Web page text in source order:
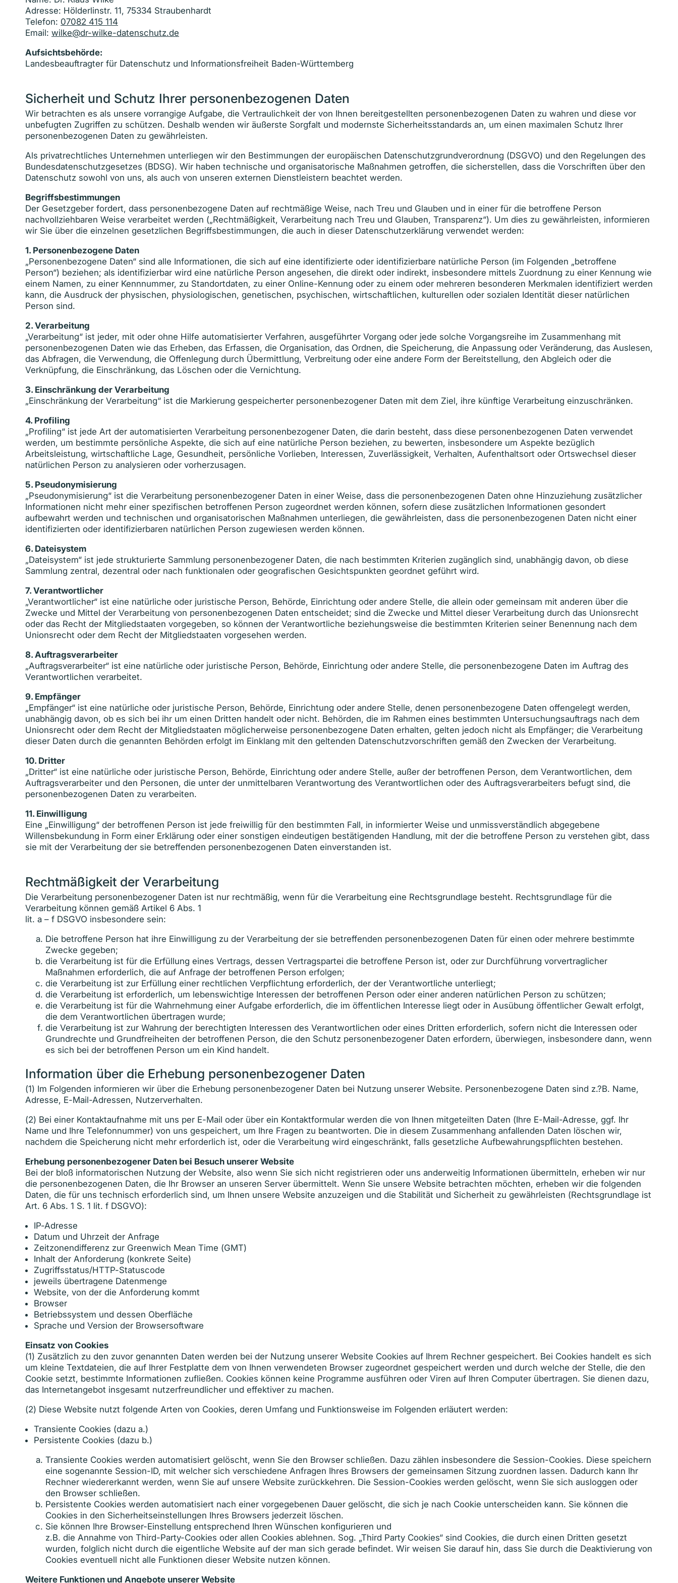
Adresse: Hölderlinstr. 11, 75334 Straubenhardt
Telefon: 07082 415 114
Email: wilke@dr-wilke-datenschutz.de
Aufsichtsbehörde:
Landesbeauftragter für Datenschutz und Informationsfreiheit Baden-Württemberg
Sicherheit und Schutz Ihrer personenbezogenen Daten
Wir betrachten es als unsere vorrangige Aufgabe, die Vertraulichkeit der von Ihnen bereitgestellten personenbezogenen Daten zu wahren und diese vor
unbefugten Zugriffen zu schützen. Deshalb wenden wir äußerste Sorgfalt und modernste Sicherheitsstandards an, um einen maximalen Schutz Ihrer
personenbezogenen Daten zu gewährleisten.
Als privatrechtliches Unternehmen unterliegen wir den Bestimmungen der europäischen Datenschutzgrundverordnung (DSGVO) und den Regelungen des
Bundesdatenschutzgesetzes (BDSG). Wir haben technische und organisatorische Maßnahmen getroffen, die sicherstellen, dass die Vorschriften über den
Datenschutz sowohl von uns, als auch von unseren externen Dienstleistern beachtet werden.
Begriffsbestimmungen
Der Gesetzgeber fordert, dass personenbezogene Daten auf rechtmäßige Weise, nach Treu und Glauben und in einer für die betroffene Person
nachvollziehbaren Weise verarbeitet werden („Rechtmäßigkeit, Verarbeitung nach Treu und Glauben, Transparenz“). Um dies zu gewährleisten, informieren
wir Sie über die einzelnen gesetzlichen Begriffsbestimmungen, die auch in dieser Datenschutzerklärung verwendet werden:
1. Personenbezogene Daten
„Personenbezogene Daten“ sind alle Informationen, die sich auf eine identifizierte oder identifizierbare natürliche Person (im Folgenden „betroffene
Person“) beziehen; als identifizierbar wird eine natürliche Person angesehen, die direkt oder indirekt, insbesondere mittels Zuordnung zu einer Kennung wie
einem Namen, zu einer Kennnummer, zu Standortdaten, zu einer Online-Kennung oder zu einem oder mehreren besonderen Merkmalen identifiziert werden
kann, die Ausdruck der physischen, physiologischen, genetischen, psychischen, wirtschaftlichen, kulturellen oder sozialen Identität dieser natürlichen
Person sind.
2. Verarbeitung
„Verarbeitung“ ist jeder, mit oder ohne Hilfe automatisierter Verfahren, ausgeführter Vorgang oder jede solche Vorgangsreihe im Zusammenhang mit
personenbezogenen Daten wie das Erheben, das Erfassen, die Organisation, das Ordnen, die Speicherung, die Anpassung oder Veränderung, das Auslesen,
das Abfragen, die Verwendung, die Offenlegung durch Übermittlung, Verbreitung oder eine andere Form der Bereitstellung, den Abgleich oder die
Verknüpfung, die Einschränkung, das Löschen oder die Vernichtung.
3. Einschränkung der Verarbeitung
„Einschränkung der Verarbeitung“ ist die Markierung gespeicherter personenbezogener Daten mit dem Ziel, ihre künftige Verarbeitung einzuschränken.
4. Profiling
„Profiling“ ist jede Art der automatisierten Verarbeitung personenbezogener Daten, die darin besteht, dass diese personenbezogenen Daten verwendet
werden, um bestimmte persönliche Aspekte, die sich auf eine natürliche Person beziehen, zu bewerten, insbesondere um Aspekte bezüglich
Arbeitsleistung, wirtschaftliche Lage, Gesundheit, persönliche Vorlieben, Interessen, Zuverlässigkeit, Verhalten, Aufenthaltsort oder Ortswechsel dieser
natürlichen Person zu analysieren oder vorherzusagen.
5. Pseudonymisierung
„Pseudonymisierung“ ist die Verarbeitung personenbezogener Daten in einer Weise, dass die personenbezogenen Daten ohne Hinzuziehung zusätzlicher
Informationen nicht mehr einer spezifischen betroffenen Person zugeordnet werden können, sofern diese zusätzlichen Informationen gesondert
aufbewahrt werden und technischen und organisatorischen Maßnahmen unterliegen, die gewährleisten, dass die personenbezogenen Daten nicht einer
identifizierten oder identifizierbaren natürlichen Person zugewiesen werden können.
6. Dateisystem
„Dateisystem“ ist jede strukturierte Sammlung personenbezogener Daten, die nach bestimmten Kriterien zugänglich sind, unabhängig davon, ob diese
Sammlung zentral, dezentral oder nach funktionalen oder geografischen Gesichtspunkten geordnet geführt wird.
7. Verantwortlicher
„Verantwortlicher“ ist eine natürliche oder juristische Person, Behörde, Einrichtung oder andere Stelle, die allein oder gemeinsam mit anderen über die
Zwecke und Mittel der Verarbeitung von personenbezogenen Daten entscheidet; sind die Zwecke und Mittel dieser Verarbeitung durch das Unionsrecht
oder das Recht der Mitgliedstaaten vorgegeben, so können der Verantwortliche beziehungsweise die bestimmten Kriterien seiner Benennung nach dem
Unionsrecht oder dem Recht der Mitgliedstaaten vorgesehen werden.
8. Auftragsverarbeiter
„Auftragsverarbeiter“ ist eine natürliche oder juristische Person, Behörde, Einrichtung oder andere Stelle, die personenbezogene Daten im Auftrag des
Verantwortlichen verarbeitet.
9. Empfänger
„Empfänger“ ist eine natürliche oder juristische Person, Behörde, Einrichtung oder andere Stelle, denen personenbezogene Daten offengelegt werden,
unabhängig davon, ob es sich bei ihr um einen Dritten handelt oder nicht. Behörden, die im Rahmen eines bestimmten Untersuchungsauftrags nach dem
Unionsrecht oder dem Recht der Mitgliedstaaten möglicherweise personenbezogene Daten erhalten, gelten jedoch nicht als Empfänger; die Verarbeitung
dieser Daten durch die genannten Behörden erfolgt im Einklang mit den geltenden Datenschutzvorschriften gemäß den Zwecken der Verarbeitung.
10. Dritter
„Dritter“ ist eine natürliche oder juristische Person, Behörde, Einrichtung oder andere Stelle, außer der betroffenen Person, dem Verantwortlichen, dem
Auftragsverarbeiter und den Personen, die unter der unmittelbaren Verantwortung des Verantwortlichen oder des Auftragsverarbeiters befugt sind, die
personenbezogenen Daten zu verarbeiten.
11. Einwilligung
Eine „Einwilligung“ der betroffenen Person ist jede freiwillig für den bestimmten Fall, in informierter Weise und unmissverständlich abgegebene
Willensbekundung in Form einer Erklärung oder einer sonstigen eindeutigen bestätigenden Handlung, mit der die betroffene Person zu verstehen gibt, dass
sie mit der Verarbeitung der sie betreffenden personenbezogenen Daten einverstanden ist.
Rechtmäßigkeit der Verarbeitung
Die Verarbeitung personenbezogener Daten ist nur rechtmäßig, wenn für die Verarbeitung eine Rechtsgrundlage besteht. Rechtsgrundlage für die
Verarbeitung können gemäß Artikel 6 Abs. 1
lit. a – f DSGVO insbesondere sein:
Die betroffene Person hat ihre Einwilligung zu der Verarbeitung der sie betreffenden personenbezogenen Daten für einen oder mehrere bestimmte
Zwecke gegeben;
die Verarbeitung ist für die Erfüllung eines Vertrags, dessen Vertragspartei die betroffene Person ist, oder zur Durchführung vorvertraglicher
Maßnahmen erforderlich, die auf Anfrage der betroffenen Person erfolgen;
die Verarbeitung ist zur Erfüllung einer rechtlichen Verpflichtung erforderlich, der der Verantwortliche unterliegt;
die Verarbeitung ist erforderlich, um lebenswichtige Interessen der betroffenen Person oder einer anderen natürlichen Person zu schützen;
die Verarbeitung ist für die Wahrnehmung einer Aufgabe erforderlich, die im öffentlichen Interesse liegt oder in Ausübung öffentlicher Gewalt erfolgt,
die dem Verantwortlichen übertragen wurde;
die Verarbeitung ist zur Wahrung der berechtigten Interessen des Verantwortlichen oder eines Dritten erforderlich, sofern nicht die Interessen oder
Grundrechte und Grundfreiheiten der betroffenen Person, die den Schutz personenbezogener Daten erfordern, überwiegen, insbesondere dann, wenn
es sich bei der betroffenen Person um ein Kind handelt.
Information über die Erhebung personenbezogener Daten
(1) Im Folgenden informieren wir über die Erhebung personenbezogener Daten bei Nutzung unserer Website. Personenbezogene Daten sind z.?B. Name,
Adresse, E-Mail-Adressen, Nutzerverhalten.
(2) Bei einer Kontaktaufnahme mit uns per E-Mail oder über ein Kontaktformular werden die von Ihnen mitgeteilten Daten (Ihre E-Mail-Adresse, ggf. Ihr
Name und Ihre Telefonnummer) von uns gespeichert, um Ihre Fragen zu beantworten. Die in diesem Zusammenhang anfallenden Daten löschen wir,
nachdem die Speicherung nicht mehr erforderlich ist, oder die Verarbeitung wird eingeschränkt, falls gesetzliche Aufbewahrungspflichten bestehen.
Erhebung personenbezogener Daten bei Besuch unserer Website
Bei der bloß informatorischen Nutzung der Website, also wenn Sie sich nicht registrieren oder uns anderweitig Informationen übermitteln, erheben wir nur
die personenbezogenen Daten, die Ihr Browser an unseren Server übermittelt. Wenn Sie unsere Website betrachten möchten, erheben wir die folgenden
Daten, die für uns technisch erforderlich sind, um Ihnen unsere Website anzuzeigen und die Stabilität und Sicherheit zu gewährleisten (Rechtsgrundlage ist
Art. 6 Abs. 1 S. 1 lit. f DSGVO):
IP-Adresse
Datum und Uhrzeit der Anfrage
Zeitzonendifferenz zur Greenwich Mean Time (GMT)
Inhalt der Anforderung (konkrete Seite)
Zugriffsstatus/HTTP-Statuscode
jeweils übertragene Datenmenge
Website, von der die Anforderung kommt
Browser
Betriebssystem und dessen Oberfläche
Sprache und Version der Browsersoftware
Einsatz von Cookies
(1) Zusätzlich zu den zuvor genannten Daten werden bei der Nutzung unserer Website Cookies auf Ihrem Rechner gespeichert. Bei Cookies handelt es sich
um kleine Textdateien, die auf Ihrer Festplatte dem von Ihnen verwendeten Browser zugeordnet gespeichert werden und durch welche der Stelle, die den
Cookie setzt, bestimmte Informationen zufließen. Cookies können keine Programme ausführen oder Viren auf Ihren Computer übertragen. Sie dienen dazu,
das Internetangebot insgesamt nutzerfreundlicher und effektiver zu machen.
(2) Diese Website nutzt folgende Arten von Cookies, deren Umfang und Funktionsweise im Folgenden erläutert werden:
Transiente Cookies (dazu a.)
Persistente Cookies (dazu b.)
Transiente Cookies werden automatisiert gelöscht, wenn Sie den Browser schließen. Dazu zählen insbesondere die Session-Cookies. Diese speichern
eine sogenannte Session-ID, mit welcher sich verschiedene Anfragen Ihres Browsers der gemeinsamen Sitzung zuordnen lassen. Dadurch kann Ihr
Rechner wiedererkannt werden, wenn Sie auf unsere Website zurückkehren. Die Session-Cookies werden gelöscht, wenn Sie sich ausloggen oder
den Browser schließen.
Persistente Cookies werden automatisiert nach einer vorgegebenen Dauer gelöscht, die sich je nach Cookie unterscheiden kann. Sie können die
Cookies in den Sicherheitseinstellungen Ihres Browsers jederzeit löschen.
Sie können Ihre Browser-Einstellung entsprechend Ihren Wünschen konfigurieren und
z.B. die Annahme von Third-Party-Cookies oder allen Cookies ablehnen. Sog. „Third Party Cookies“ sind Cookies, die durch einen Dritten gesetzt
wurden, folglich nicht durch die eigentliche Website auf der man sich gerade befindet. Wir weisen Sie darauf hin, dass Sie durch die Deaktivierung von
Cookies eventuell nicht alle Funktionen dieser Website nutzen können.
Weitere Funktionen und Angebote unserer Website